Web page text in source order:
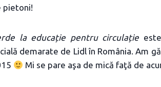
pietoni!
la educație pentru circulație
demarate de Lidl în România. Am
Mi se pare aşa de mică faţă de